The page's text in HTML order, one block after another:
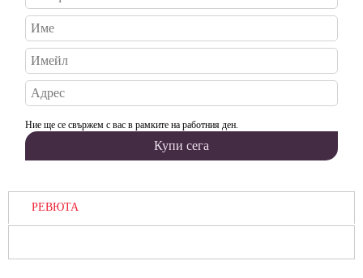
Ние ще се свържем с вас в рамките на работния ден.
РЕВЮТА